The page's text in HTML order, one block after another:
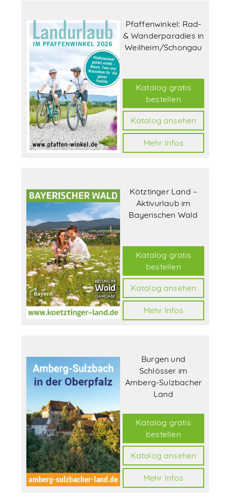
Pfaffenwinkel: Rad-
& Wanderparadies in
Weilheim/Schongau
Katalog gratis
bestellen
Katalog ansehen
Mehr Infos
Kötztinger Land –
Aktivurlaub im
Bayerischen Wald
Katalog gratis
bestellen
Katalog ansehen
Mehr Infos
Burgen und
Schlösser im
Amberg-Sulzbacher
Land
Katalog gratis
bestellen
Katalog ansehen
Mehr Infos